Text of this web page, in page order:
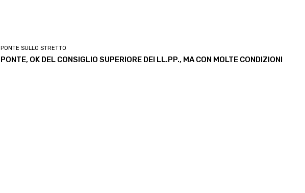
PONTE SULLO STRETTO
PONTE, OK DEL CONSIGLIO SUPERIORE DEI LL.PP., MA CON MOLTE CONDIZIONI